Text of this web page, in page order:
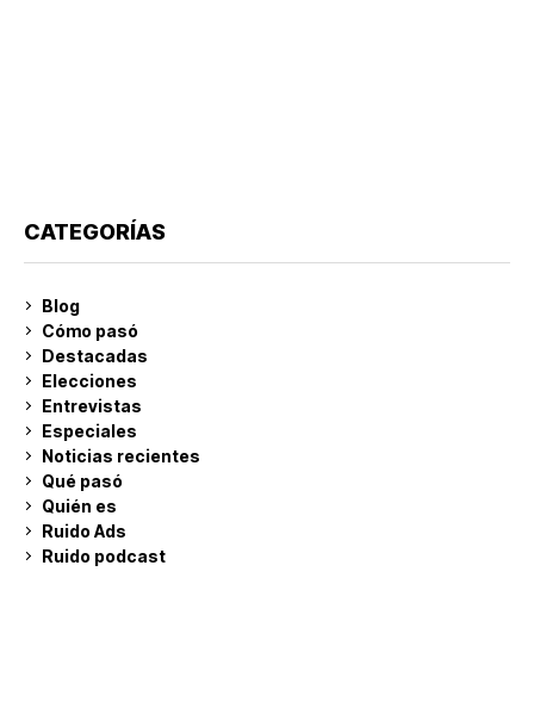
CATEGORÍAS
Blog
Cómo pasó
Destacadas
Elecciones
Entrevistas
Especiales
Noticias recientes
Qué pasó
Quién es
Ruido Ads
Ruido podcast